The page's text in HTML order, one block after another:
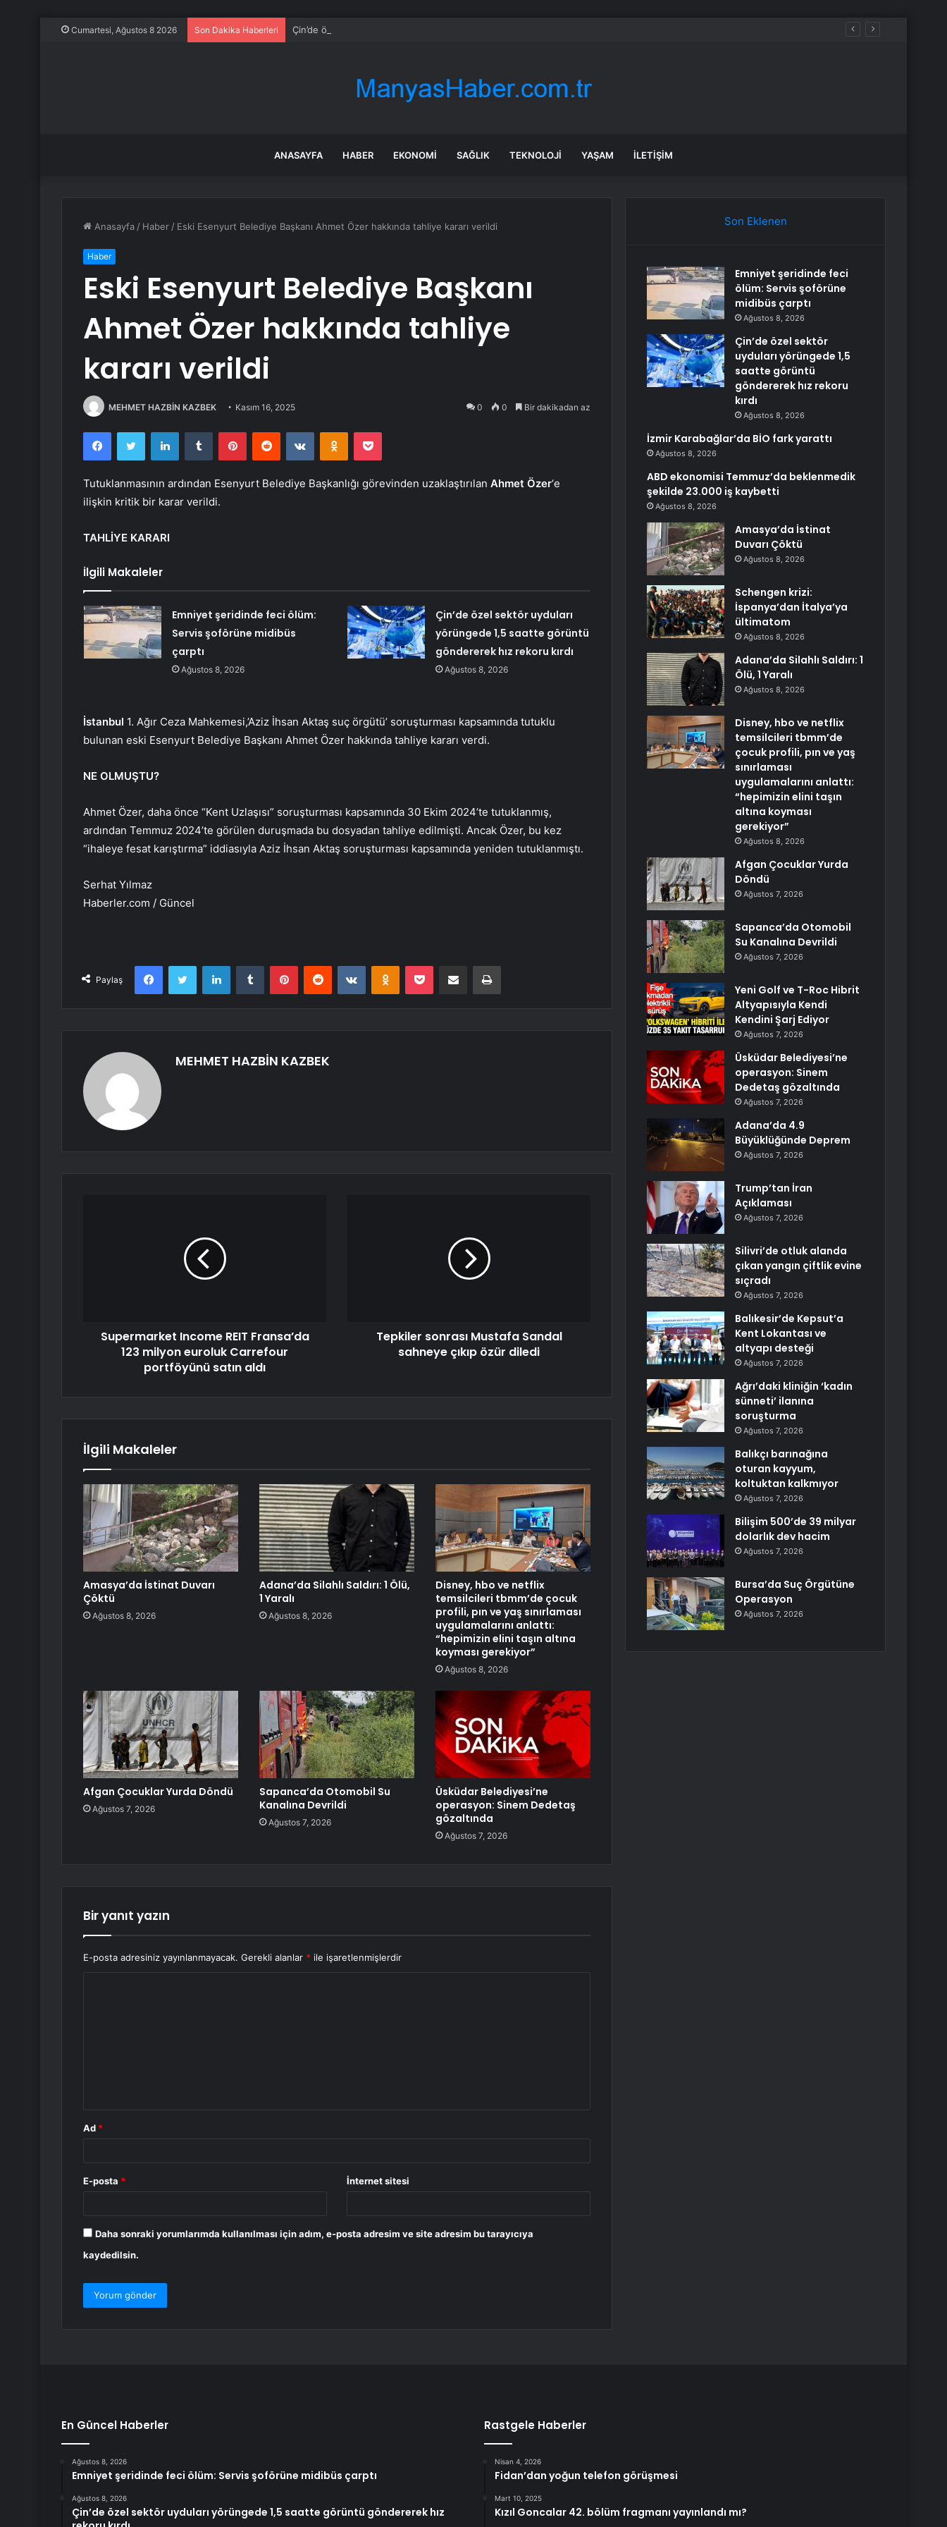
Cumartesi, Ağustos 8 2026 Son Dakika Haberleri Çin’de özel sektör uyduları yörüngede 1,5 saatte görüntü göndererek hız rekoru kırdı
ANASAYFA HABER EKONOMI SAĞLIK TEKNOLOJI YAŞAM İLETIŞIM
Anasayfa / Haber / Eski Esenyurt Belediye Başkanı Ahmet Özer hakkında tahliye kararı verildi
Haber
Eski Esenyurt Belediye Başkanı
Ahmet Özer hakkında tahliye
kararı verildi
MEHMET HAZBİN KAZBEK Kasım 16, 2025 0 0 Bir dakikadan az
FacebookTwitter LinkedInTumblr PinterestReddit VKontakteOdnoklassniki
Pocket
Tutuklanmasının ardından Esenyurt Belediye Başkanlığı görevinden uzaklaştırılan Ahmet Özer‘e
ilişkin kritik bir karar verildi.
TAHLİYE KARARI
İlgili Makaleler
Emniyet şeridinde feci ölüm:
Servis şoförüne midibüs
çarptı
Ağustos 8, 2026
Çin’de özel sektör uyduları
yörüngede 1,5 saatte görüntü
göndererek hız rekoru kırdı
Ağustos 8, 2026
İstanbul 1. Ağır Ceza Mahkemesi,’Aziz İhsan Aktaş suç örgütü’ soruşturması kapsamında tutuklu
bulunan eski Esenyurt Belediye Başkanı Ahmet Özer hakkında tahliye kararı verdi.
NE OLMUŞTU?
Ahmet Özer, daha önce “Kent Uzlaşısı” soruşturması kapsamında 30 Ekim 2024’te tutuklanmış,
ardından Temmuz 2024’te görülen duruşmada bu dosyadan tahliye edilmişti. Ancak Özer, bu kez
“ihaleye fesat karıştırma” iddiasıyla Aziz İhsan Aktaş soruşturması kapsamında yeniden tutuklanmıştı.
Serhat Yılmaz
Haberler.com / Güncel
Paylaş
FacebookTwitter LinkedInTumblr PinterestReddit VKontakteOdnoklassniki
Pocket E-Posta ile paylaş Yazdır
MEHMET HAZBİN KAZBEK
Supermarket Income REIT Fransa’da
123 milyon euroluk Carrefour
portföyünü satın aldı
Tepkiler sonrası Mustafa Sandal
sahneye çıkıp özür diledi
İlgili Makaleler
Amasya’da İstinat Duvarı
Çöktü
Ağustos 8, 2026
Adana’da Silahlı Saldırı: 1 Ölü,
1 Yaralı
Ağustos 8, 2026
Disney, hbo ve netflix
temsilcileri tbmm’de çocuk
profili, pın ve yaş sınırlaması
uygulamalarını anlattı:
“hepimizin elini taşın altına
koyması gerekiyor”
Ağustos 8, 2026
Afgan Çocuklar Yurda Döndü
Ağustos 7, 2026
Sapanca’da Otomobil Su
Kanalına Devrildi
Ağustos 7, 2026
Üsküdar Belediyesi’ne
operasyon: Sinem Dedetaş
gözaltında
Ağustos 7, 2026
Bir yanıt yazın
E-posta adresiniz yayınlanmayacak. Gerekli alanlar * ile işaretlenmişlerdir
Ad *
E-posta * İnternet sitesi
Daha sonraki yorumlarımda kullanılması için adım, e-posta adresim ve site adresim bu tarayıcıya
kaydedilsin.
Son Eklenen
Emniyet şeridinde feci
ölüm: Servis şoförüne
midibüs çarptı
Ağustos 8, 2026
Çin’de özel sektör
uyduları yörüngede 1,5
saatte görüntü
göndererek hız rekoru
kırdı
Ağustos 8, 2026
İzmir Karabağlar’da BİO fark yarattı
Ağustos 8, 2026
ABD ekonomisi Temmuz’da beklenmedik
şekilde 23.000 iş kaybetti
Ağustos 8, 2026
Amasya’da İstinat
Duvarı Çöktü
Ağustos 8, 2026
Schengen krizi:
İspanya’dan İtalya’ya
ültimatom
Ağustos 8, 2026
Adana’da Silahlı Saldırı: 1
Ölü, 1 Yaralı
Ağustos 8, 2026
Disney, hbo ve netflix
temsilcileri tbmm’de
çocuk profili, pın ve yaş
sınırlaması
uygulamalarını anlattı:
“hepimizin elini taşın
altına koyması
gerekiyor”
Ağustos 8, 2026
Afgan Çocuklar Yurda
Döndü
Ağustos 7, 2026
Sapanca’da Otomobil
Su Kanalına Devrildi
Ağustos 7, 2026
Yeni Golf ve T-Roc Hibrit
Altyapısıyla Kendi
Kendini Şarj Ediyor
Ağustos 7, 2026
Üsküdar Belediyesi’ne
operasyon: Sinem
Dedetaş gözaltında
Ağustos 7, 2026
Adana’da 4.9
Büyüklüğünde Deprem
Ağustos 7, 2026
Trump’tan İran
Açıklaması
Ağustos 7, 2026
Silivri’de otluk alanda
çıkan yangın çiftlik evine
sıçradı
Ağustos 7, 2026
Balıkesir’de Kepsut’a
Kent Lokantası ve
altyapı desteği
Ağustos 7, 2026
Ağrı’daki kliniğin ‘kadın
sünneti’ ilanına
soruşturma
Ağustos 7, 2026
Balıkçı barınağına
oturan kayyum,
koltuktan kalkmıyor
Ağustos 7, 2026
Bilişim 500’de 39 milyar
dolarlık dev hacim
Ağustos 7, 2026
Bursa’da Suç Örgütüne
Operasyon
Ağustos 7, 2026
En Güncel Haberler
Ağustos 8, 2026
Emniyet şeridinde feci ölüm: Servis şoförüne midibüs çarptı
Ağustos 8, 2026
Çin’de özel sektör uyduları yörüngede 1,5 saatte görüntü göndererek hız
Rastgele Haberler
Nisan 4, 2026
Fidan’dan yoğun telefon görüşmesi
Mart 10, 2025
Kızıl Goncalar 42. bölüm fragmanı yayınlandı mı?